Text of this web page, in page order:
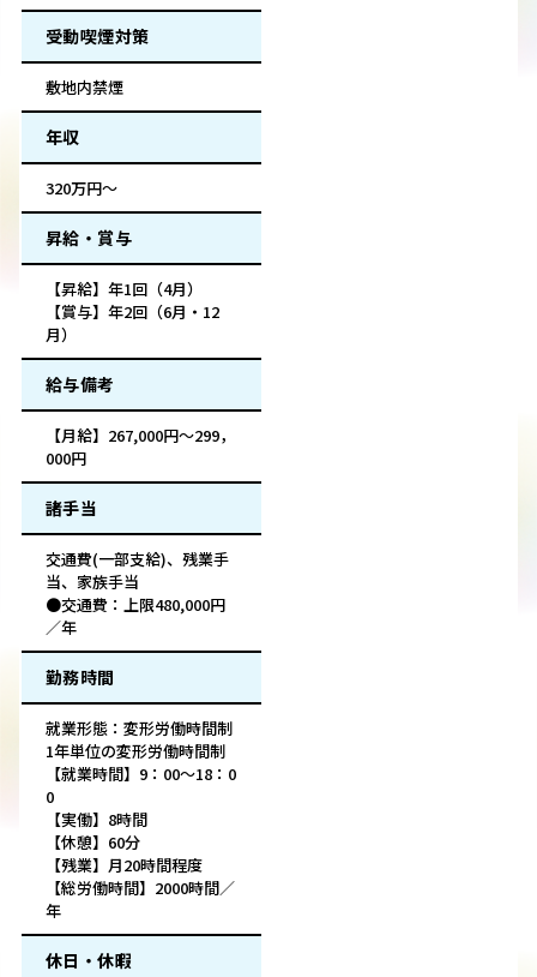
受動喫煙対策
敷地内禁煙
年収
320万円～
昇給・賞与
【昇給】年1回（4月）
【賞与】年2回（6月・12
月）
給与備考
【月給】267,000円〜299，
000円
諸手当
交通費(一部支給)、残業手
当、家族手当
●交通費：上限480,000円
／年
勤務時間
就業形態：変形労働時間制
1年単位の変形労働時間制
【就業時間】9：00～18：0
0
【実働】8時間
【休憩】60分
【残業】月20時間程度
【総労働時間】2000時間／
年
休日・休暇